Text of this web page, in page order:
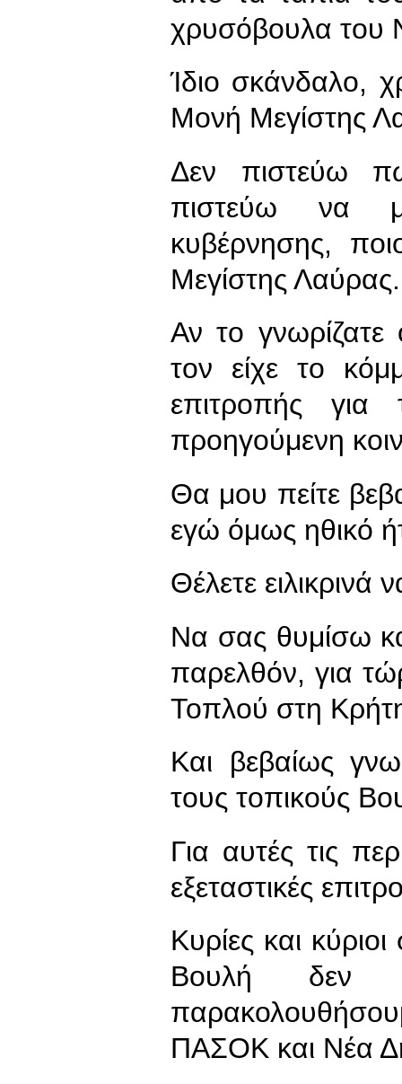
χρυσόβουλα του
Ίδιο σκάνδαλο,
Μονή Μεγίστης
Δεν πιστεύω
πιστεύω να
κυβέρνησης,
Μεγίστης Λαύρας.
Αν το γνωρίζατε
τον είχε το
επιτροπής
προηγούμενη
Θα μου πείτε
εγώ όμως ηθικό
Θέλετε ειλικρινά
Να σας θυμίσω
παρελθόν, για
Τοπλού στη
Και βεβαίως
τους τοπικούς
Για αυτές τις
εξεταστικές
Κυρίες και
Βουλή δεν
ΠΑΣΟΚ και Νέα